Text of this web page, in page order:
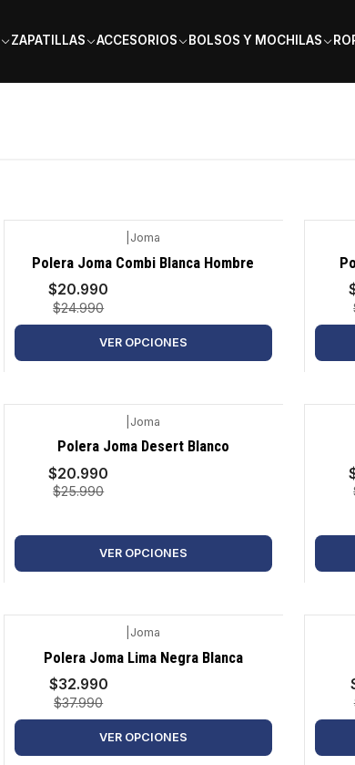
ZAPATILLAS ACCESORIOS BOLSOS Y MOCHILAS
-16%
Joma
Polera Joma Combi Blanca Hombre
$20.990
$24.990
VER OPCIONES
-
-19%
Joma
Polera Joma Desert Blanco
$20.990
$25.990
VER OPCIONES
-13%
Joma
Polera Joma Lima Negra Blanca
$32.990
$37.990
VER OPCIONES